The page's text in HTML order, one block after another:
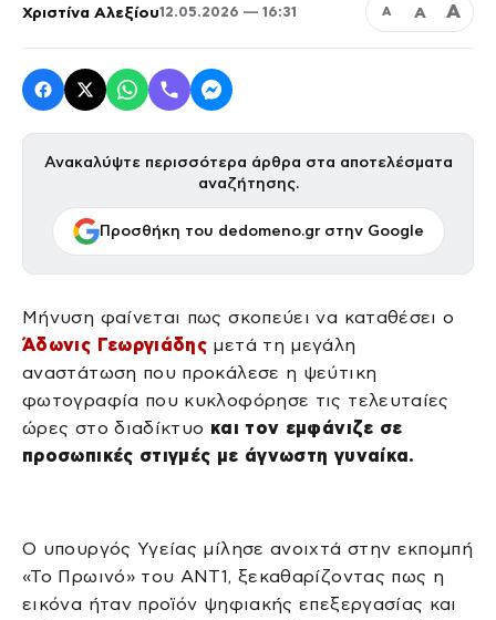
Χριστίνα Αλεξίου12.05.2026 — 16:31 Α Α Α
Ανακαλύψτε περισσότερα άρθρα στα αποτελέσματα
αναζήτησης.
Προσθήκη του dedomeno.gr στην Google
Μήνυση φαίνεται πως σκοπεύει να καταθέσει ο
Άδωνις Γεωργιάδης μετά τη μεγάλη
αναστάτωση που προκάλεσε η ψεύτικη
φωτογραφία που κυκλοφόρησε τις τελευταίες
ώρες στο διαδίκτυο και τον εμφάνιζε σε
προσωπικές στιγμές με άγνωστη γυναίκα.
Ο υπουργός Υγείας μίλησε ανοιχτά στην εκπομπή
«Το Πρωινό» του ΑΝΤ1, ξεκαθαρίζοντας πως η
εικόνα ήταν προϊόν ψηφιακής επεξεργασίας και